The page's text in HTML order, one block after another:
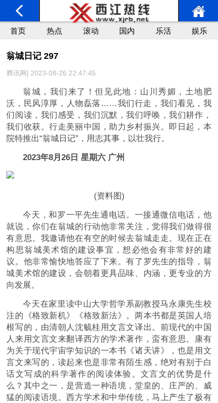
首页 热点 滚动 国内 乐活 娱乐
翁城日记 297
腾讯网| 2023-08-26 22:47:45
翁城，我们来了！但见此地：山川秀媚，土地肥
沃，民风淳厚，人物磊落……我们行走，我们看见，我
们阅读，我们感受，我们沉默，我们呼唤，我们耕作，
我们收获。行走美丽中国，助力乡村振兴。即日起，本
院特推出“翁城日记”，用志其事，以壮我行。
2023年8月26日 星期六 广州
(资料图)
今天，和罗一平先生通电话。一接通微信电话，他
就说，你们在翁城的行动他非常关注，觉得我们做得很
有意思。我邀请他在有空的时候去翁城走走。现在正在
构思翁城美术馆的建设事宜，想必他会有非常好的建
议。他非常愉快地答应了下来。有了罗先生的指导，翁
城美术馆的建设，会朝着更具品味、内涵，更专业的方
向发展。
今天在家里读中山大学哲学系副教授马永康先生校
注的《格致新机》《格致新法》。两本书都是英国人培
根写的，由清朝人沈毓桂用文言文译出。前现代的中国
人来用文言文来翻译西方的学术著作，蛮有意思。康有
为关于现代宇宙学知识的一本书《诸天讲》，也是用文
言文来写的，读起来也是非常有陌生感，绝对有别于白
话文写成的科学著作的阅读体验。文言文的优势是什
么？其中之一，是营造一种语境，堂皇的、庄严的、威
猛的阅读语境。西方学术和中华传统，马上产生了极有